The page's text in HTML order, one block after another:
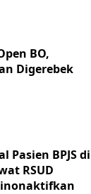
BO,
Digerebek
Pasien BPJS di
RSUD